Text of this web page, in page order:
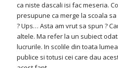
ca niste dascali isi fac meseria.
presupune ca merge la scoala
? Ups… Asta am vrut sa spun ?
altele. Ma refer la un subiect
lucrurile. In scolile din toata
publice si totusi cei care dau